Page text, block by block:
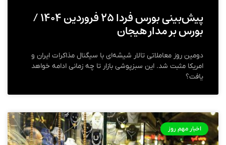
پیش‌بینی بورس فردا ۲۵ فروردین ۱۴۰۴ /
بورس بر مدار هیجان
دومین روز معاملاتی تالار شیشه‌ای با سیگنال مذاکرات ایران و
امریکا مثبت شد. این سبزپوشی بازار تا چه زمانی ادامه خواهد
یافت؟
اخبار مهم روز